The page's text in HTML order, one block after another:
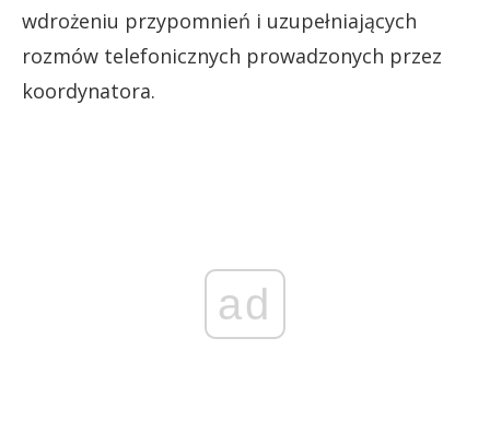
wdrożeniu przypomnień i uzupełniających
rozmów telefonicznych prowadzonych przez
koordynatora.
ad